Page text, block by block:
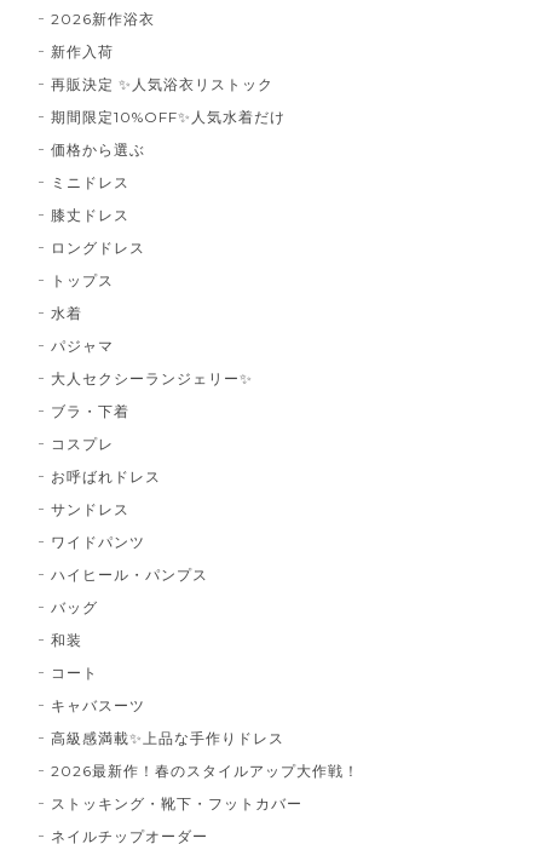
2026新作浴衣
新作入荷
再販決定 ✨人気浴衣リストック
期間限定10%OFF✨人気水着だけ
価格から選ぶ
ミニドレス
膝丈ドレス
ロングドレス
トップス
水着
パジャマ
大人セクシーランジェリー✨
ブラ・下着
コスプレ
お呼ばれドレス
サンドレス
ワイドパンツ
ハイヒール・パンプス
バッグ
和装
コート
キャバスーツ
高級感満載✨上品な手作りドレス
2026最新作！春のスタイルアップ大作戦！
ストッキング・靴下・フットカバー
ネイルチップオーダー